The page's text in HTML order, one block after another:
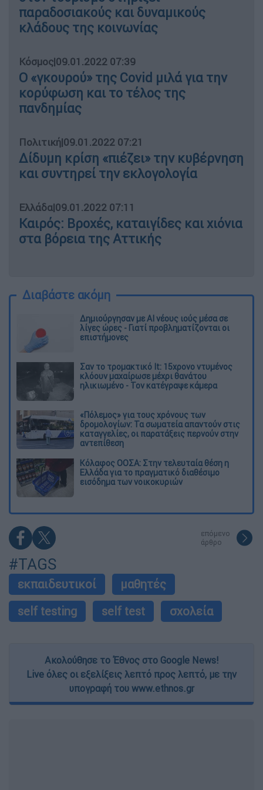
παραδοσιακούς και δυναμικούς
κλάδους της κοινωνίας
Κόσμος|09.01.2022 07:39
Ο «γκουρού» της Covid μιλά για την
κορύφωση και το τέλος της
πανδημίας
Πολιτική|09.01.2022 07:21
Δίδυμη κρίση «πιέζει» την κυβέρνηση
και συντηρεί την εκλογολογία
Ελλάδα|09.01.2022 07:11
Καιρός: Βροχές, καταιγίδες και χιόνια
στα βόρεια της Αττικής
Διαβάστε ακόμη
Δημιούργησαν με AI νέους ιούς μέσα σε
λίγες ώρες - Γιατί προβληματίζονται οι
επιστήμονες
Σαν το τρομακτικό It: 15χρονο ντυμένος
κλόουν μαχαίρωσε μέχρι θανάτου
ηλικιωμένο - Τον κατέγραψε κάμερα
«Πόλεμος» για τους χρόνους των
δρομολογίων: Τα σωματεία απαντούν στις
καταγγελίες, οι παρατάξεις περνούν στην
αντεπίθεση
Κόλαφος ΟΟΣΑ: Στην τελευταία θέση η
Ελλάδα για το πραγματικό διαθέσιμο
εισόδημα των νοικοκυριών
επόμενο
άρθρο
#TAGS
εκπαιδευτικοί
μαθητές
self testing
self test σχολεία
Ακολούθησε το Έθνος στο Google News!
Live όλες οι εξελίξεις λεπτό προς λεπτό, με την
υπογραφή του www.ethnos.gr